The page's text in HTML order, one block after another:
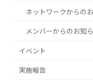
ネットワークからの
メンバーからのお知
イベント
実施報告